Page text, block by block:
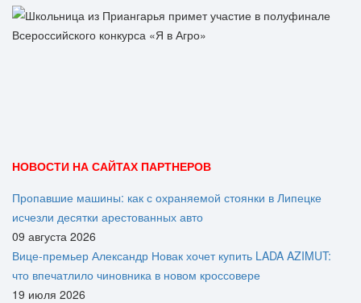
НОВОСТИ НА САЙТАХ ПАРТНЕРОВ
Пропавшие машины: как с охраняемой стоянки в Липецке
исчезли десятки арестованных авто
09 августа 2026
Вице‑премьер Александр Новак хочет купить LADA AZIMUT:
что впечатлило чиновника в новом кроссовере
19 июля 2026